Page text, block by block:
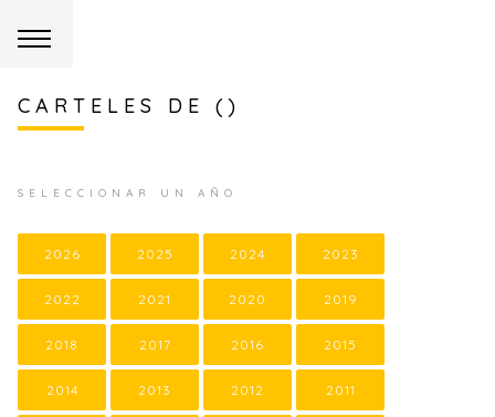
CARTELES DE ()
SELECCIONAR UN AÑO
2026 2025 2024 2023
2022 2021 2020 2019
2018 2017 2016 2015
2014 2013 2012 2011